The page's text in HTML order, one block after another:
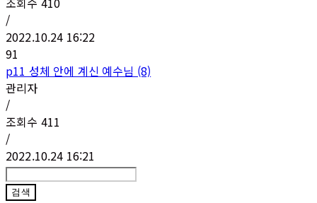
/
2022.10.24 16:22
91
p11 성체 안에 계신 예수님 (8)
관리자
/
조회수 411
/
2022.10.24 16:21
검색